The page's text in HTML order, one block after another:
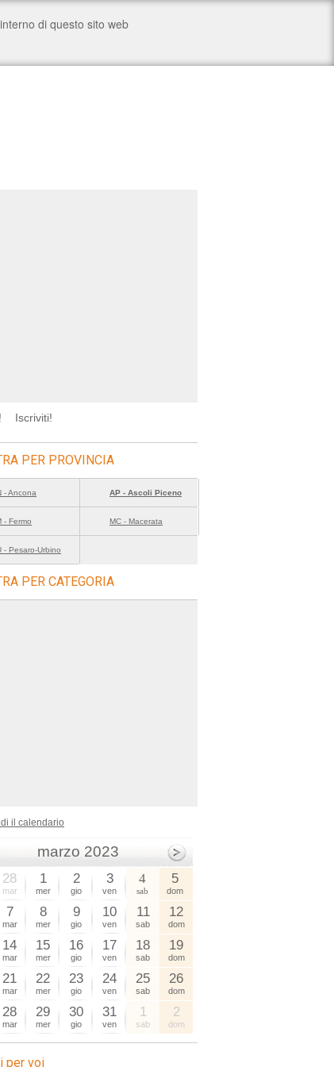
Iscriviti!
PER PROVINCIA
- Ancona AP - Ascoli Piceno
- Fermo MC - Macerata
- Pesaro-Urbino
PER CATEGORIA
il calendario
marzo 2023
28
mar
1
mer
2
gio
3
ven
4
sab
5
dom
7
mar
8
mer
9
gio
10
ven
11
sab
12
dom
14
mar
15
mer
16
gio
17
ven
18
sab
19
dom
21
mar
22
mer
23
gio
24
ven
25
sab
26
dom
28
mar
29
mer
30
gio
31
ven
1
sab
2
dom
per voi